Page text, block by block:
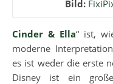
Bild:
Cinder & Ella“ ist,
moderne
es ist weder die erste
Disney ist ein